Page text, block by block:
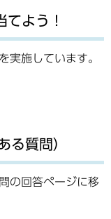
よう！
実施しています。
る質問）
の回答ページに移